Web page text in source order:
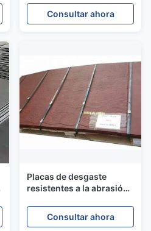
personalizados
Consultar ahora
Placas de desgaste
resistentes a la abrasión
Acero laminado en
caliente
Consultar ahora